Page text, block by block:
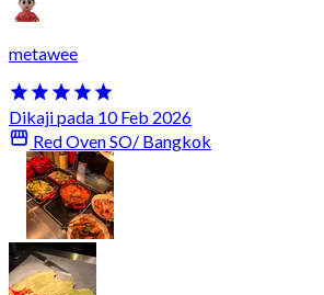
metawee
Dikaji pada 10 Feb 2026
Red Oven SO/ Bangkok